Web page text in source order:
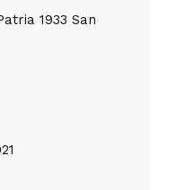
1933 San